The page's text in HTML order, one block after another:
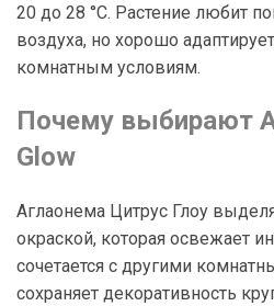
20 до 28 °C. Растение любит
воздуха, но хорошо
комнатным условиям.
Почему выбирают
Glow
Аглаонема Цитрус Глоу
окраской, которая освежает
сочетается с другими
сохраняет декоративность